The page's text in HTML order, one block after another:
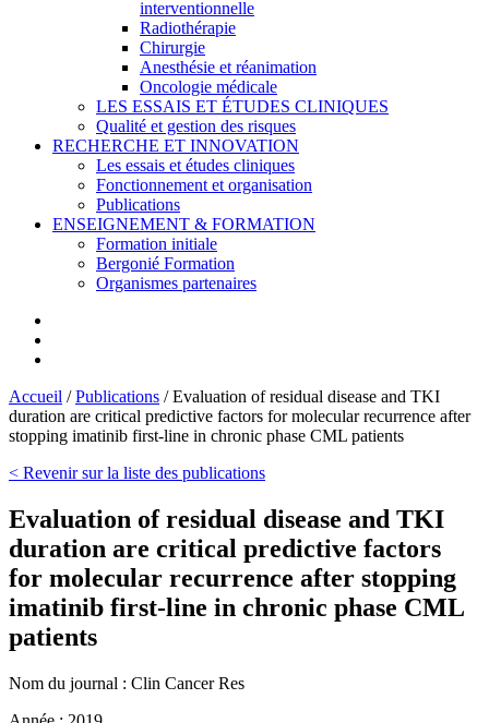
interventionnelle
Radiothérapie
Chirurgie
Anesthésie et réanimation
Oncologie médicale
LES ESSAIS ET ÉTUDES CLINIQUES
Qualité et gestion des risques
RECHERCHE ET INNOVATION
Les essais et études cliniques
Fonctionnement et organisation
Publications
ENSEIGNEMENT & FORMATION
Formation initiale
Bergonié Formation
Organismes partenaires
Accueil /Publications /Evaluation of residual disease and TKI
duration are critical predictive factors for molecular recurrence after
stopping imatinib first-line in chronic phase CML patients
< Revenir sur la liste des publications
Evaluation of residual disease and TKI
duration are critical predictive factors
for molecular recurrence after stopping
imatinib first-line in chronic phase CML
patients
Nom du journal : Clin Cancer Res